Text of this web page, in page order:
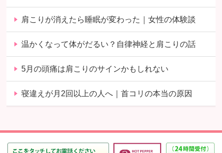
肩こりが消えたら睡眠が変わった｜女性の体験談
温かくなって体がだるい？自律神経と肩こりの話
5月の頭痛は肩こりのサインかもしれない
寝違えが月2回以上の人へ｜首コリの本当の原因